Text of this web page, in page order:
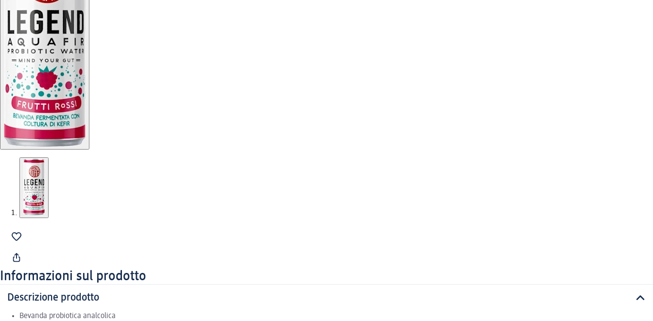
Informazioni sul prodotto
Descrizione prodotto
Bevanda probiotica analcolica